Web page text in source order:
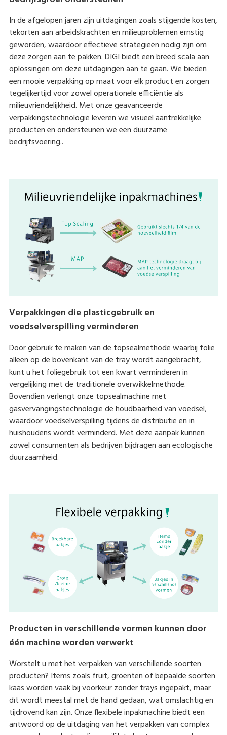
In de afgelopen jaren zijn uitdagingen zoals stijgende kosten,
tekorten aan arbeidskrachten en milieuproblemen ernstig
geworden, waardoor effectieve strategieën nodig zijn om
deze zorgen aan te pakken. DIGI biedt een breed scala aan
oplossingen om deze uitdagingen aan te gaan. We bieden
een mooie verpakking op maat voor elk product en zorgen
tegelijkertijd voor zowel operationele efficiëntie als
milieuvriendelijkheid. Met onze geavanceerde
verpakkingstechnologie leveren we visueel aantrekkelijke
producten en ondersteunen we een duurzame
bedrijfsvoering..
Verpakkingen die plasticgebruik en
voedselverspilling verminderen
Door gebruik te maken van de topsealmethode waarbij folie
alleen op de bovenkant van de tray wordt aangebracht,
kunt u het foliegebruik tot een kwart verminderen in
vergelijking met de traditionele overwikkelmethode.
Bovendien verlengt onze topsealmachine met
gasvervangingstechnologie de houdbaarheid van voedsel,
waardoor voedselverspilling tijdens de distributie en in
huishoudens wordt verminderd. Met deze aanpak kunnen
zowel consumenten als bedrijven bijdragen aan ecologische
duurzaamheid.
Producten in verschillende vormen kunnen door
één machine worden verwerkt
Worstelt u met het verpakken van verschillende soorten
producten? Items zoals fruit, groenten of bepaalde soorten
kaas worden vaak bij voorkeur zonder trays ingepakt, maar
dit wordt meestal met de hand gedaan, wat omslachtig en
tijdrovend kan zijn. Onze flexibele inpakmachine biedt een
antwoord op de uitdaging van het verpakken van complex